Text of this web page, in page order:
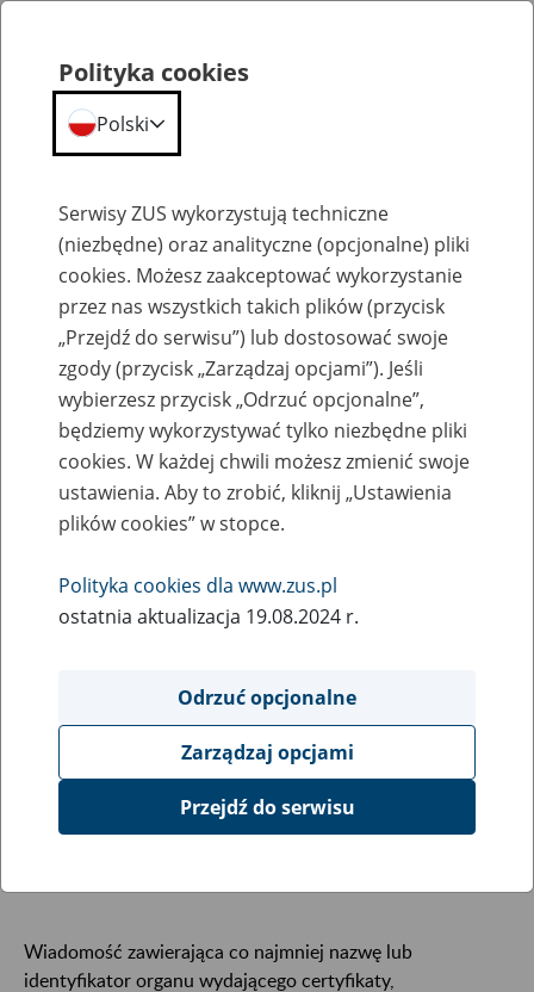
Słownik
Słownik
Certyfikat klucza
publicznego
Wiadomość zawierająca co najmniej nazwę lub
identyfikator organu wydającego certyfikaty,
Polityka cookies
Polski
Serwisy ZUS wykorzystują techniczne
(niezbędne) oraz analityczne (opcjonalne) pliki
cookies. Możesz zaakceptować wykorzystanie
przez nas wszystkich takich plików (przycisk
„Przejdź do serwisu”) lub dostosować swoje
zgody (przycisk „Zarządzaj opcjami”). Jeśli
wybierzesz przycisk „Odrzuć opcjonalne”,
będziemy wykorzystywać tylko niezbędne pliki
cookies. W każdej chwili możesz zmienić swoje
ustawienia. Aby to zrobić, kliknij „Ustawienia
plików cookies” w stopce.
Polityka cookies dla www.zus.pl
ostatnia aktualizacja 19.08.2024 r.
Odrzuć opcjonalne
Zarządzaj opcjami
Przejdź do serwisu